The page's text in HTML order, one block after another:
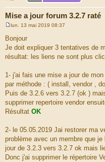
Mise a jour forum 3.2.7 raté
s
s
g
lun. 13 mai 2019 08:37
Bonjour
Je doit expliquer 3 tentatives de
résultat: les liens ne sont plus
1- j'ai fais une mise a jour de
par méthode : ( install, vendor ,
Puis de 3.2.6 vers 3.2.7 (ok )
supprimer repertoire vendor
Résultat OK
2- le 05.05.2019 Jai restorer ma
problème avec un membre que
jour de 3.2.3 vers 3.2.7 ok mais
Donc j'ai supprimer le répertoire